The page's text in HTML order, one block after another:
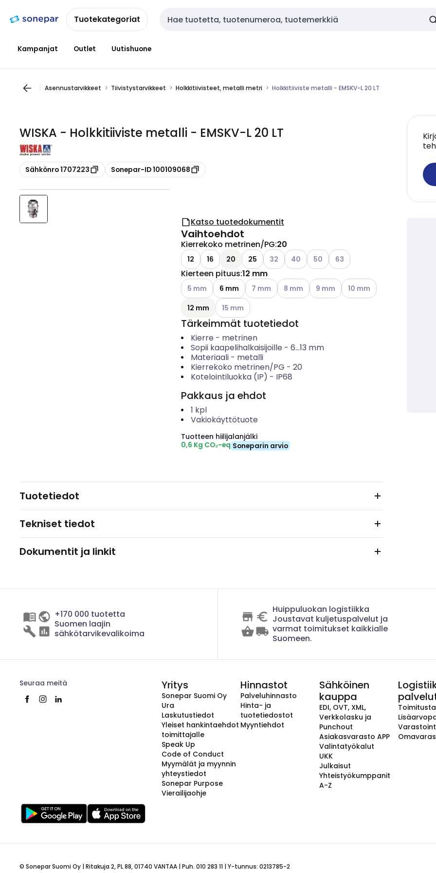
navigointiinsisältöönTuotekategoriat Haku
Kampanjat Outlet Uutishuone
Asennustarvikkeet Tiivistystarvikkeet Holkkitiivisteet, metalli metri Holkkitiiviste metalli - EMSKV-L 20 LT
WISKA - Holkkitiiviste metalli - EMSKV-L 20 LT
Kopioi
Sähkönro 1707223 Kopioi
Sonepar-ID 100109068
Katso tuotedokumentit
Vaihtoehdot
Kierrekoko metrinen/PG:20
12 16 20 25 Katso käytettävissä olevat vaihtoehdot
32 Katso käytettävissä olevat vaihtoehdot
40 Katso käytettävissä olevat vaihtoehdot
50 Katso käytettävissä olevat
63
Kierteen pituus:12 mm
Katso käytettävissä olevat vaihtoehdot
5 mm 6 mm Katso käytettävissä olevat vaihtoehdot
7 mm Katso käytettävissä olevat vaihtoehdot
8 mm Katso käytettävissä olevat
9 mm Katso käytettävissä olevat
10 mm
12 mm
Katso käytettävissä olevat vaihtoehdot
15 mm
Tärkeimmät tuotetiedot
Kierre - metrinen
Sopii kaapelihalkaisijoille - 6...13 mm
Materiaali- metalli
Kierrekoko metrinen/PG - 20
Kotelointiluokka (IP) - IP68
Pakkaus ja ehdot
1 kpl
Vakiokäyttötuote
Tuotteen hiilijalanjälki
0,6 Kg CO₂-eq Soneparin arvio
Tuotetiedot
Tekniset tiedot
Dokumentit ja linkit
+170 000 tuotetta
Suomen laajin
sähkötarvikevalikoima
Huippuluokan logistiikka
Joustavat kuljetuspalvelut ja
varmat toimitukset kaikkialle
Suomeen.
Seuraa meitä Yritys
Sonepar Suomi Oy
Ura
Laskutustiedot
Yleiset hankintaehdot
toimittajalle
Speak Up
Code of Conduct
Myymälät ja myynnin
yhteystiedot
Sonepar Purpose
Vierailijaohje
Hinnastot
Palveluhinnasto
Hinta- ja
tuotetiedostot
Myyntiehdot
Sähköinen
kauppa
EDI, OVT, XML,
Verkkolasku ja
Punchout
Asiakasvarasto APP
Valintatyökalut
UKK
Julkaisut
Yhteistyökumppanit
A-Z
© Sonepar Suomi Oy | Ritakuja 2, PL 88, 01740 VANTAA | Puh. 010 283 11 | Y-tunnus: 0213785-2